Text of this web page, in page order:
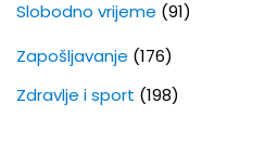
Slobodno vrijeme (91)
Zapošljavanje (176)
Zdravlje i sport (198)